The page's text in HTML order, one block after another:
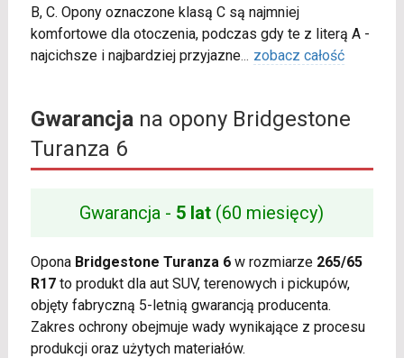
B, C. Opony oznaczone klasą C są najmniej
komfortowe dla otoczenia, podczas gdy te z literą A -
najcichsze i najbardziej przyjazne... zobacz całość
Gwarancjana opony Bridgestone
Turanza 6
Gwarancja - 5 lat (60 miesięcy)
Opona Bridgestone Turanza 6w rozmiarze 265/65
R17to produkt dla aut SUV, terenowych i pickupów,
objęty fabryczną 5-letnią gwarancją producenta.
Zakres ochrony obejmuje wady wynikające z procesu
produkcji oraz użytych materiałów.